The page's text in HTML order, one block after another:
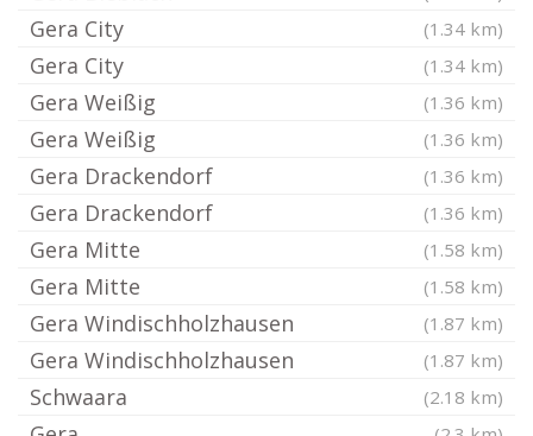
Gera City (1.34 km)
Gera City (1.34 km)
Gera Weißig (1.36 km)
Gera Weißig (1.36 km)
Gera Drackendorf (1.36 km)
Gera Drackendorf (1.36 km)
Gera Mitte (1.58 km)
Gera Mitte (1.58 km)
Gera Windischholzhausen (1.87 km)
Gera Windischholzhausen (1.87 km)
Schwaara (2.18 km)